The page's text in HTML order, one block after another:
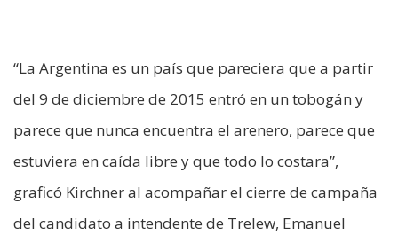
“La Argentina es un país que pareciera que a partir
del 9 de diciembre de 2015 entró en un tobogán y
parece que nunca encuentra el arenero, parece que
estuviera en caída libre y que todo lo costara”,
graficó Kirchner al acompañar el cierre de campaña
del candidato a intendente de Trelew, Emanuel